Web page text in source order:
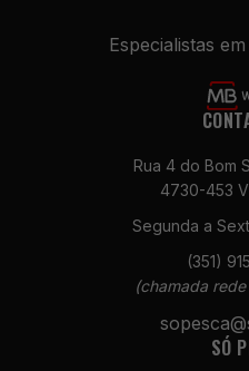
Especialistas
Rua 4 do Bom
4730-453
Segunda a
(351)
(chamada
SÓ